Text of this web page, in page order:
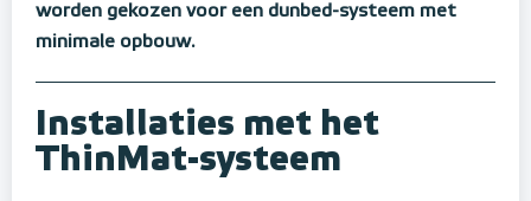
worden gekozen voor een dunbed-systeem met
minimale opbouw.
Installaties met het
ThinMat-systeem